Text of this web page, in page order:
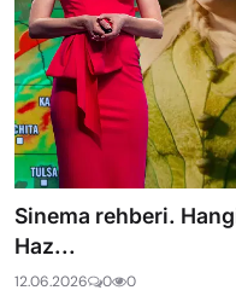
Sinema rehberi.
Haz...
12.06.2026 0 0